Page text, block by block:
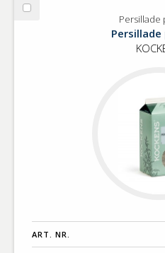
Välj
Persillade
ART. NR.